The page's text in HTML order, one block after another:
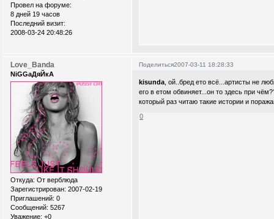
Провел на форуме:
8 дней 19 часов
Последний визит:
2008-03-24 20:48:26
Поделиться2007-03-11 18:28:33
Love_Banda
NiGGaДяЙкА
Откуда: От верблюда
Зарегистрирован: 2007-02-19
Приглашений: 0
Сообщений: 5267
Уважение: +0
kisunda , ой..бред ето всё...артисты не
его в етом обвиняет...он то здесь при
который раз читаю такие истории и
0